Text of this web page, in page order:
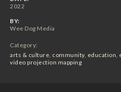
2022
BY:
Wee Dog Media
Category:
arts & culture, community, education,
video projection mapping